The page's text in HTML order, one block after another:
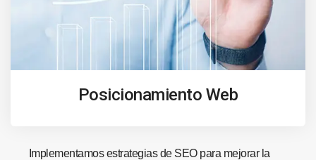
Posicionamiento Web
Implementamos estrategias de SEO para mejorar la